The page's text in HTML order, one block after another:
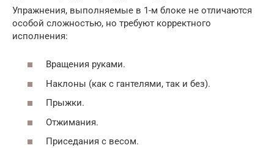
Упражнения, выполняемые в 1-м блоке не отличаются
особой сложностью, но требуют корректного
исполнения:
Вращения руками.
Наклоны (как с гантелями, так и без).
Прыжки.
Отжимания.
Приседания с весом.